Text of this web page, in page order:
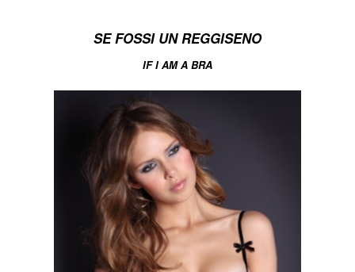
SE FOSSI UN REGGISENO
IF I AM A BRA